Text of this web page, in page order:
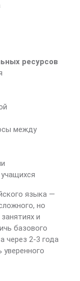
ресурсов
между
языка —
но
и
базового
через 2-3 года